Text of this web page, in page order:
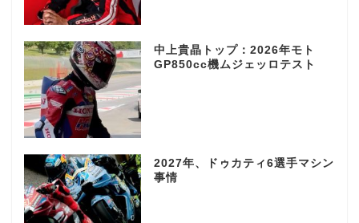
中上貴晶トップ：2026年モト
GP850cc機ムジェッロテスト
2027年、ドゥカティ6選手マシン
事情